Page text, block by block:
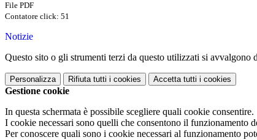
File PDF
Contatore click: 51
Notizie
Questo sito o gli strumenti terzi da questo utilizzati si
Personalizza Rifiuta tutti i cookies Accetta tutti i cookies
Gestione cookie
In questa schermata è possibile scegliere quali cookie consentire.
I cookie necessari sono quelli che consentono il funzionamento
Per conoscere quali sono i cookie necessari al funzionamento